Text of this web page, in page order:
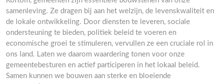
samenleving. Ze dragen bij aan het welzijn, de levenskwaliteit en
de lokale ontwikkeling. Door diensten te leveren, sociale
ondersteuning te bieden, politiek beleid te voeren en
economische groei te stimuleren, vervullen ze een cruciale rol in
ons land. Laten we daarom waardering tonen voor onze
gemeentebesturen en actief participeren in het lokaal beleid.
Samen kunnen we bouwen aan sterke en bloeiende